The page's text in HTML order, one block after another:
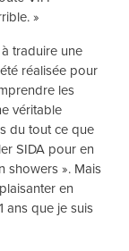
»
traduire une
réalisée pour
les
véritable
du tout ce que
SIDA pour en
showers ». Mais
en
ans que je suis